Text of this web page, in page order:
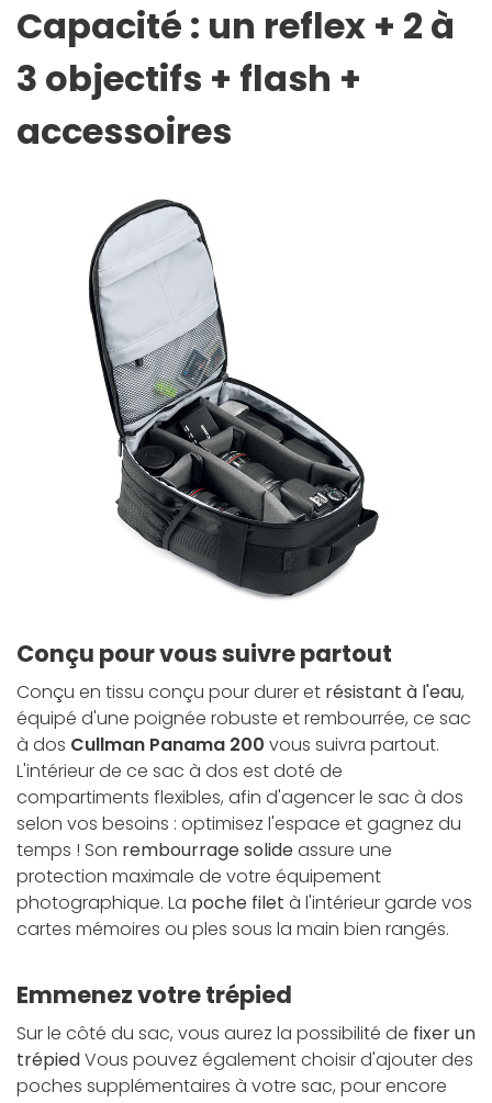
Capacité : un reflex + 2 à
3 objectifs + flash +
accessoires
Conçu pour vous suivre partout
Conçu en tissu conçu pour durer et résistant à l'eau,
équipé d'une poignée robuste et rembourrée, ce sac
à dos Cullman Panama 200 vous suivra partout.
L'intérieur de ce sac à dos est doté de
compartiments flexibles, afin d'agencer le sac à dos
selon vos besoins : optimisez l'espace et gagnez du
temps ! Son rembourrage solideassure une
protection maximale de votre équipement
photographique. La poche filet à l'intérieur garde vos
cartes mémoires ou ples sous la main bien rangés.
Emmenez votre trépied
Sur le côté du sac, vous aurez la possibilité de fixer un
trépiedVous pouvez également choisir d'ajouter des
poches supplémentaires à votre sac, pour encore